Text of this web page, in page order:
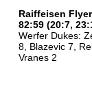
Raiffeisen
82:59 (20:7,
Werfer Dukes:
8, Blazevic 7,
Vranes 2